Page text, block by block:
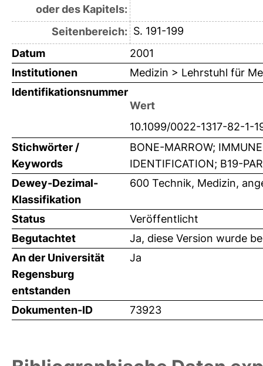
oder des Kapitels:
Seitenbereich: S. 191-199
Datum
2001
Institutionen
Medizin > Lehrstuhl für
Identifikationsnummer
Wert
10.1099/0022-1317-82-1-
Stichwörter /
Keywords
BONE-MARROW;
IDENTIFICATION; B19-
Dewey-Dezimal-
Klassifikation
600 Technik, Medizin,
Status
Veröffentlicht
Begutachtet
Ja, diese Version wurde
An der Universität
Regensburg
entstanden
Ja
Dokumenten-ID 73923